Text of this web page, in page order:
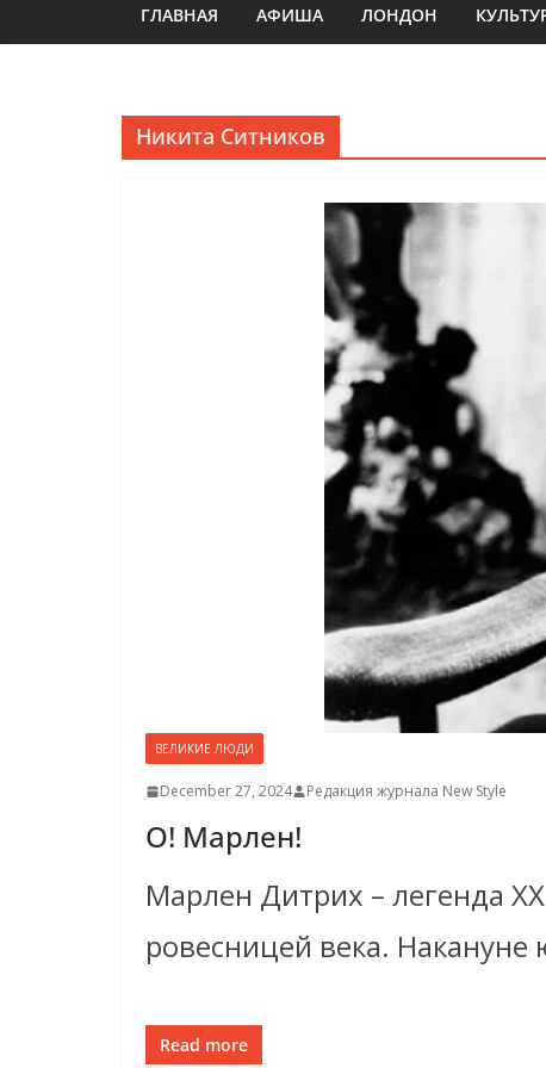
ГЛАВНАЯ АФИША ЛОНДОН
Никита Ситников
ВЕЛИКИЕ ЛЮДИ
December 27, 2024 Редакция журнала New Style
О! Марлен!
Марлен Дитрих – легенда
ровесницей века. Накануне
Read more